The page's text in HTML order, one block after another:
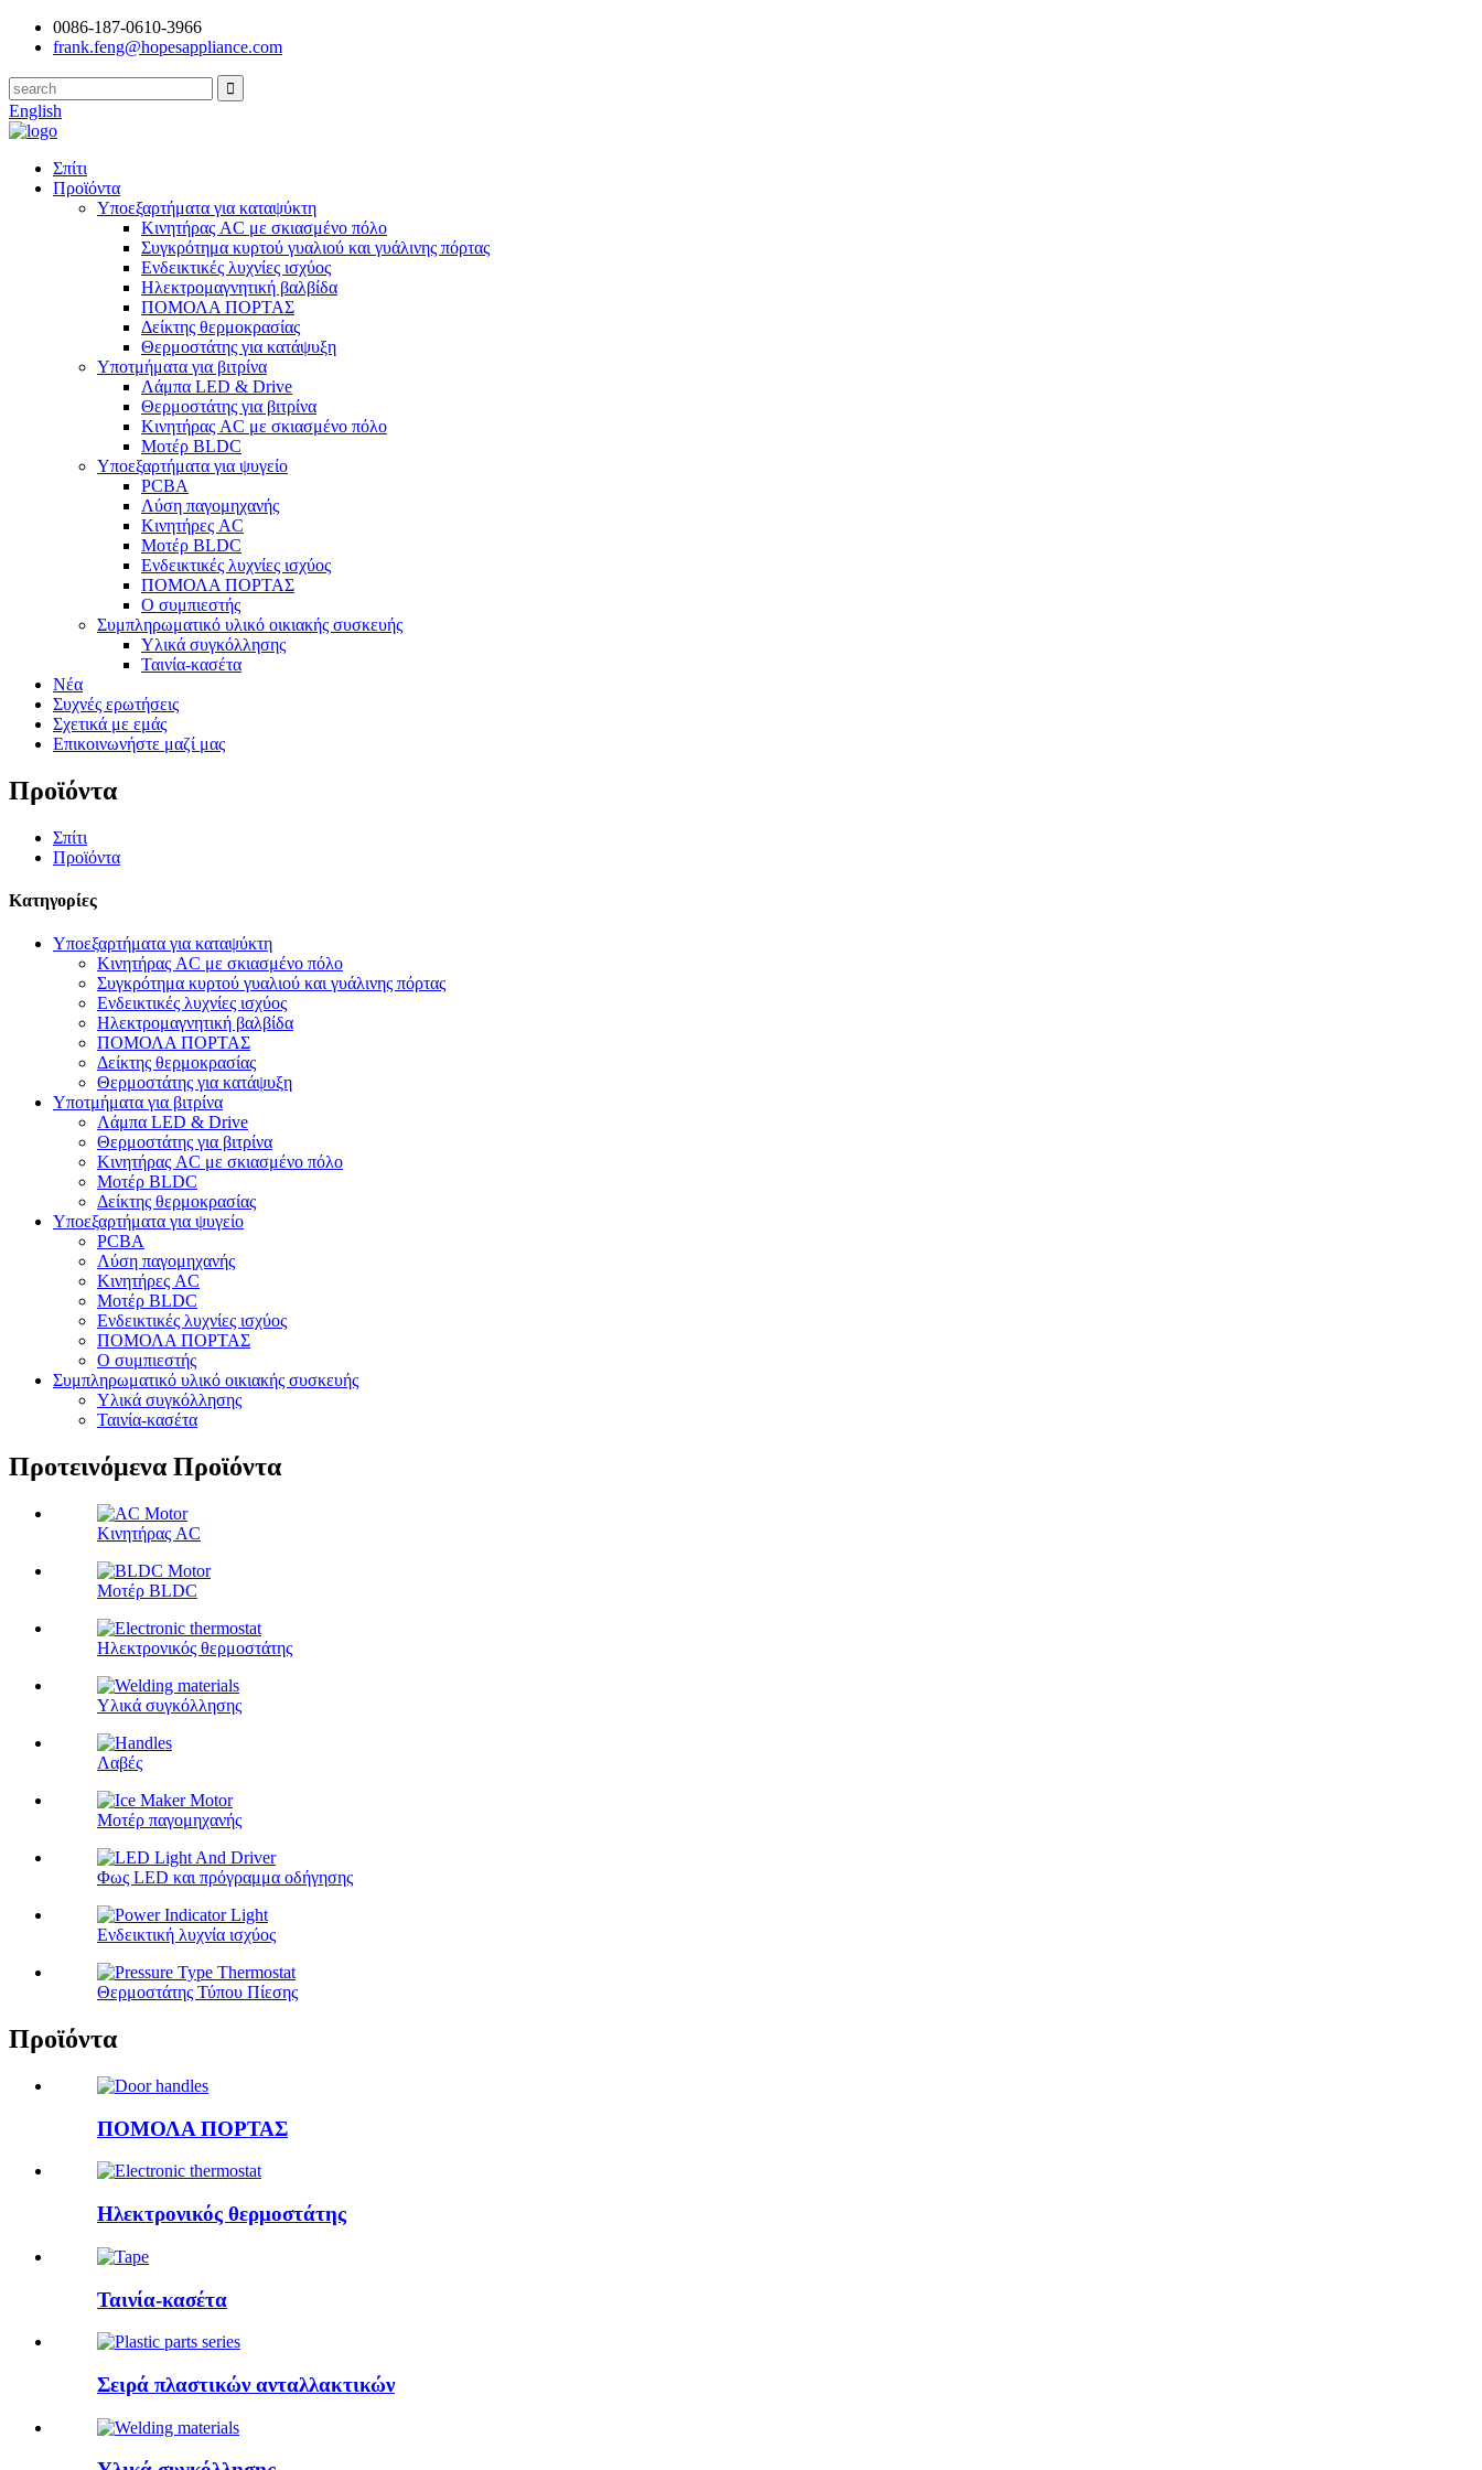
0086-187-0610-3966
frank.feng@hopesappliance.com
English
Σπίτι
Προϊόντα
Υποεξαρτήματα για καταψύκτη
Κινητήρας AC με σκιασμένο πόλο
Συγκρότημα κυρτού γυαλιού και γυάλινης πόρτας
Ενδεικτικές λυχνίες ισχύος
Ηλεκτρομαγνητική βαλβίδα
ΠΟΜΟΛΑ ΠΟΡΤΑΣ
Δείκτης θερμοκρασίας
Θερμοστάτης για κατάψυξη
Υποτμήματα για βιτρίνα
Λάμπα LED & Drive
Θερμοστάτης για βιτρίνα
Κινητήρας AC με σκιασμένο πόλο
Μοτέρ BLDC
Υποεξαρτήματα για ψυγείο
PCBA
Λύση παγομηχανής
Κινητήρες AC
Μοτέρ BLDC
Ενδεικτικές λυχνίες ισχύος
ΠΟΜΟΛΑ ΠΟΡΤΑΣ
Ο συμπιεστής
Συμπληρωματικό υλικό οικιακής συσκευής
Υλικά συγκόλλησης
Ταινία-κασέτα
Νέα
Συχνές ερωτήσεις
Σχετικά με εμάς
Επικοινωνήστε μαζί μας
Προϊόντα
Σπίτι
Προϊόντα
Κατηγορίες
Υποεξαρτήματα για καταψύκτη
Κινητήρας AC με σκιασμένο πόλο
Συγκρότημα κυρτού γυαλιού και γυάλινης πόρτας
Ενδεικτικές λυχνίες ισχύος
Ηλεκτρομαγνητική βαλβίδα
ΠΟΜΟΛΑ ΠΟΡΤΑΣ
Δείκτης θερμοκρασίας
Θερμοστάτης για κατάψυξη
Υποτμήματα για βιτρίνα
Λάμπα LED & Drive
Θερμοστάτης για βιτρίνα
Κινητήρας AC με σκιασμένο πόλο
Μοτέρ BLDC
Δείκτης θερμοκρασίας
Υποεξαρτήματα για ψυγείο
PCBA
Λύση παγομηχανής
Κινητήρες AC
Μοτέρ BLDC
Ενδεικτικές λυχνίες ισχύος
ΠΟΜΟΛΑ ΠΟΡΤΑΣ
Ο συμπιεστής
Συμπληρωματικό υλικό οικιακής συσκευής
Υλικά συγκόλλησης
Ταινία-κασέτα
Προτεινόμενα Προϊόντα
Κινητήρας AC
Μοτέρ BLDC
Ηλεκτρονικός θερμοστάτης
Υλικά συγκόλλησης
Λαβές
Μοτέρ παγομηχανής
Φως LED και πρόγραμμα οδήγησης
Ενδεικτική λυχνία ισχύος
Θερμοστάτης Τύπου Πίεσης
Προϊόντα
ΠΟΜΟΛΑ ΠΟΡΤΑΣ
Ηλεκτρονικός θερμοστάτης
Ταινία-κασέτα
Σειρά πλαστικών ανταλλακτικών